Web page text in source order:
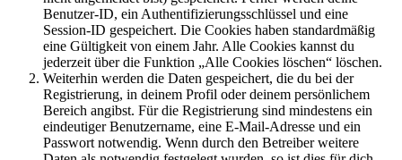
Benutzer-ID, ein Authentifizierungsschlüssel und eine
Session-ID gespeichert. Die Cookies haben standardmäßig
eine Gültigkeit von einem Jahr. Alle Cookies kannst du
jederzeit über die Funktion „Alle Cookies löschen“ löschen.
Weiterhin werden die Daten gespeichert, die du bei der
Registrierung, in deinem Profil oder deinem persönlichem
Bereich angibst. Für die Registrierung sind mindestens ein
eindeutiger Benutzername, eine E-Mail-Adresse und ein
Passwort notwendig. Wenn durch den Betreiber weitere